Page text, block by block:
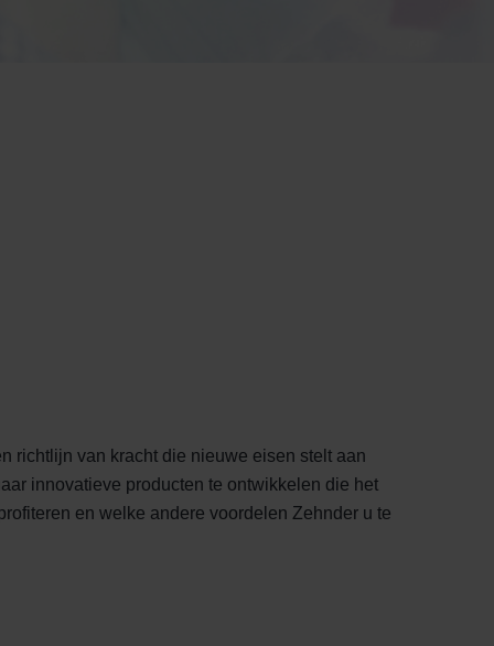
richtlijn van kracht die nieuwe eisen stelt aan
innovatieve producten te ontwikkelen die het
en welke andere voordelen Zehnder u te